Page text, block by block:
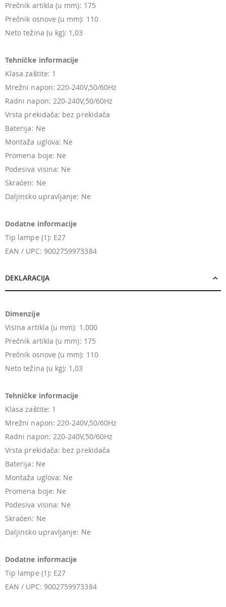
Prečnik artikla (u mm): 175
Prečnik osnove (u mm): 110
Neto težina (u kg): 1,03
Tehničke informacije
Klasa zaštite: 1
Mrežni napon: 220-240V,50/60Hz
Radni napon: 220-240V,50/60Hz
Vrsta prekidača: bez prekidača
Baterija: Ne
Montaža uglova: Ne
Promena boje: Ne
Podesiva visina: Ne
Skraćen: Ne
Daljinsko upravljanje: Ne
Dodatne informacije
Tip lampe (1): E27
EAN / UPC: 9002759973384
DEKLARACIJA
Dimenzije
Visina artikla (u mm): 1.000
Prečnik artikla (u mm): 175
Prečnik osnove (u mm): 110
Neto težina (u kg): 1,03
Tehničke informacije
Klasa zaštite: 1
Mrežni napon: 220-240V,50/60Hz
Radni napon: 220-240V,50/60Hz
Vrsta prekidača: bez prekidača
Baterija: Ne
Montaža uglova: Ne
Promena boje: Ne
Podesiva visina: Ne
Skraćen: Ne
Daljinsko upravljanje: Ne
Dodatne informacije
Tip lampe (1): E27
EAN / UPC: 9002759973384